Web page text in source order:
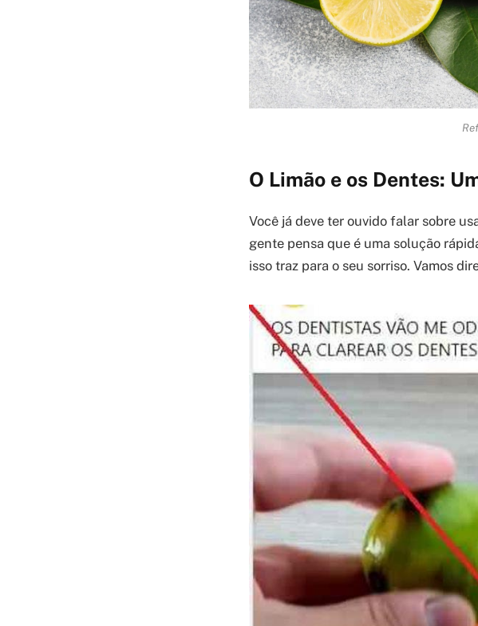
O Limão e os Dentes:
Você já deve ter ouvido falar sobre
gente pensa que é uma solução
isso traz para o seu sorriso. Vamos